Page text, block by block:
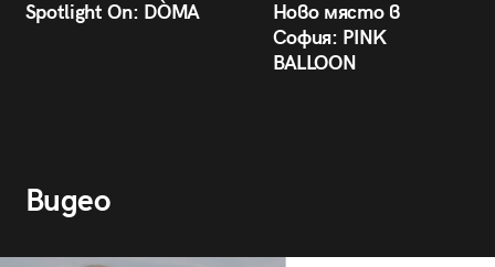
Spotlight On: DÒMA
Ново място в
София: PINK
BALLOON
Видео